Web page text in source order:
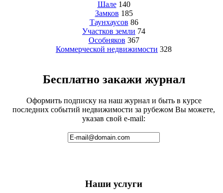
Шале 140
Замков 185
Таунхаусов 86
Участков земли 74
Особняков 367
Коммерческой недвижимости 328
Бесплатно закажи журнал
Оформить подписку на наш журнал и быть в курсе
последних событий недвижимости за рубежом Вы можете,
указав свой e-mail:
Наши услуги